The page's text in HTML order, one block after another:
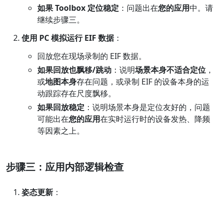
如果 Toolbox 定位稳定 ：问题出在您的应用中。请
继续步骤三。
使用 PC 模拟运行 EIF 数据：
回放您在现场录制的 EIF 数据。
如果回放也飘移/跳动 ：说明场景本身不适合定位 ，
或地图本身存在问题，或录制 EIF 的设备本身的运
动跟踪存在尺度飘移。
如果回放稳定 ：说明场景本身是定位友好的，问题
可能出在您的应用在实时运行时的设备发热、降频
等因素之上。
步骤三：应用内部逻辑检查
姿态更新 ：